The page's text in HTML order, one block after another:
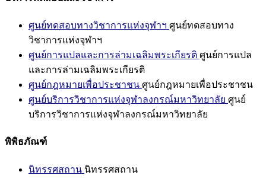
ศูนย์ทดสอบทางวิชาการแห่งจุฬาฯ ศูนย์ทดสอบทาง
วิชาการแห่งจุฬาฯ
ศูนย์การแปลและการล่ามเฉลิมพระเกียรติ ศูนย์การแปล
และการล่ามเฉลิมพระเกียรติ
ศูนย์กฎหมายเพื่อประชาชน ศูนย์กฎหมายเพื่อประชาชน
ศูนย์บริการวิชาการแห่งจุฬาลงกรณ์มหาวิทยาลัย ศูนย์
บริการวิชาการแห่งจุฬาลงกรณ์มหาวิทยาลัย
พิพิธภัณฑ์
นิทรรศสถาน นิทรรศสถาน